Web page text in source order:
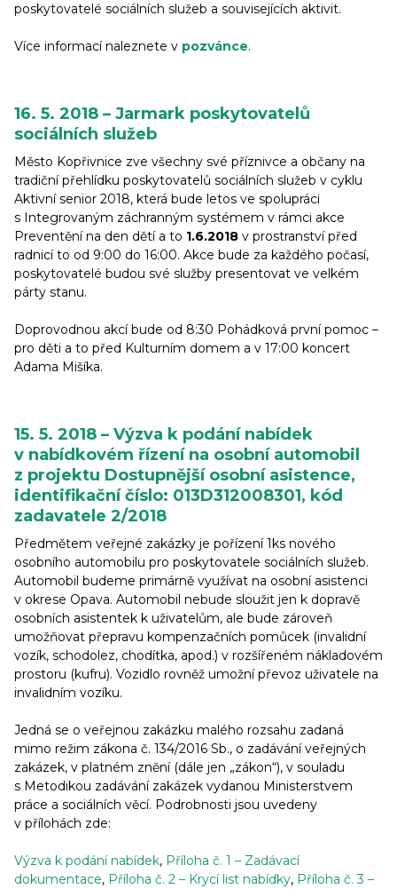
poskytovatelé sociálních služeb a souvisejících aktivit.
Více informací naleznete v pozvánce.
16. 5. 2018 – Jarmark poskytovatelů
sociálních služeb
Město Kopřivnice zve všechny své příznivce a občany na
tradiční přehlídku poskytovatelů sociálních služeb v cyklu
Aktivní senior 2018, která bude letos ve spolupráci
s Integrovaným záchranným systémem v rámci akce
Preventění na den dětí a to 1.6.2018 v prostranství před
radnicí to od 9:00 do 16:00. Akce bude za každého počasí,
poskytovatelé budou své služby presentovat ve velkém
párty stanu.
Doprovodnou akcí bude od 8:30 Pohádková první pomoc –
pro děti a to před Kulturním domem a v 17:00 koncert
Adama Mišíka.
15. 5. 2018 – Výzva k podání nabídek
v nabídkovém řízení na osobní automobil
z projektu Dostupnější osobní asistence,
identifikační číslo: 013D312008301, kód
zadavatele 2/2018
Předmětem veřejné zakázky je pořízení 1ks nového
osobního automobilu pro poskytovatele sociálních služeb.
Automobil budeme primárně využívat na osobní asistenci
v okrese Opava. Automobil nebude sloužit jen k dopravě
osobních asistentek k uživatelům, ale bude zároveň
umožňovat přepravu kompenzačních pomůcek (invalidní
vozík, schodolez, chodítka, apod.) v rozšířeném nákladovém
prostoru (kufru). Vozidlo rovněž umožní převoz uživatele na
invalidním vozíku.
Jedná se o veřejnou zakázku malého rozsahu zadaná
mimo režim zákona č. 134/2016 Sb., o zadávání veřejných
zakázek, v platném znění (dále jen „zákon“), v souladu
s Metodikou zadávání zakázek vydanou Ministerstvem
práce a sociálních věcí. Podrobnosti jsou uvedeny
v přílohách zde:
Výzva k podání nabídek, Příloha č. 1 – Zadávací
dokumentace, Příloha č. 2 – Krycí list nabídky, Příloha č. 3 –